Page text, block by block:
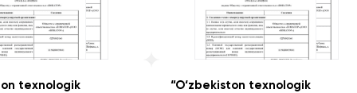
texnologik
“O‘zbekiston texnologik